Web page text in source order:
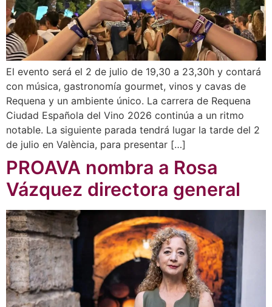
El evento será el 2 de julio de 19,30 a 23,30h y contará
con música, gastronomía gourmet, vinos y cavas de
Requena y un ambiente único. La carrera de Requena
Ciudad Española del Vino 2026 continúa a un ritmo
notable. La siguiente parada tendrá lugar la tarde del 2
de julio en València, para presentar […]
PROAVA nombra a Rosa
Vázquez directora general